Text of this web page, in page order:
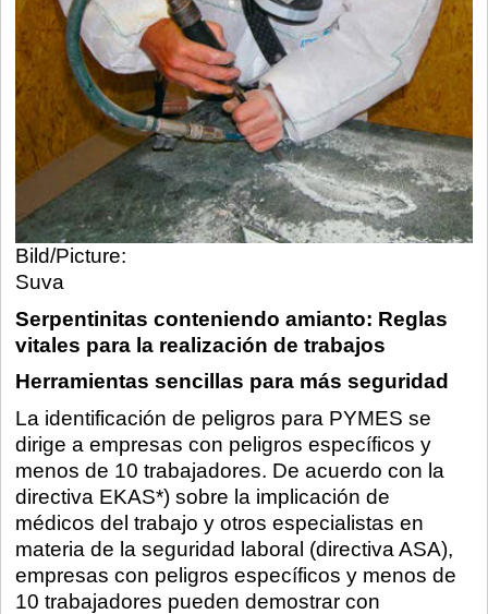
Bild/Picture:
Suva
Serpentinitas conteniendo amianto: Reglas
vitales para la realización de trabajos
Herramientas sencillas para más seguridad
La identificación de peligros para PYMES se
dirige a empresas con peligros específicos y
menos de 10 trabajadores. De acuerdo con la
directiva EKAS*) sobre la implicación de
médicos del trabajo y otros especialistas en
materia de la seguridad laboral (directiva ASA),
empresas con peligros específicos y menos de
10 trabajadores pueden demostrar con